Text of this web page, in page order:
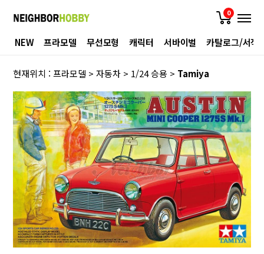
0
NEW 프라모델 무선모형 캐릭터 서바이벌 카탈로그/서적
현재위치 :프라모델 >자동차 > 1/24 승용 > Tamiya